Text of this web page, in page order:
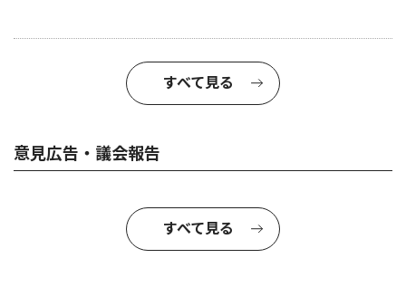
すべて見る
意見広告・議会報告
すべて見る